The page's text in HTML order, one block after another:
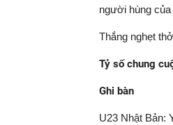
người hùng
Thắng nghẹt
Tỷ số chung
Ghi bàn
U23 Nhật Bản: